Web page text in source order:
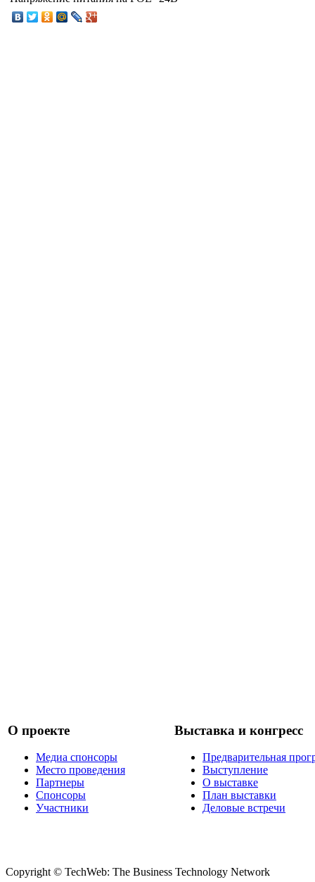
О проекте
Медиа спонсоры
Место проведения
Партнеры
Спонсоры
Участники
Выставка и конгресс
Предварительная
Выступление
О выставке
План выставки
Деловые встречи
Copyright © TechWeb: The Business Technology Network